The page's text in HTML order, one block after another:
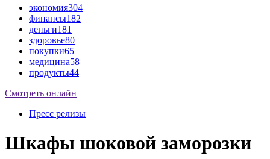
экономия304
финансы182
деньги181
здоровье80
покупки65
медицина58
продукты44
Смотреть онлайн
Пресс релизы
Шкафы шоковой заморозки